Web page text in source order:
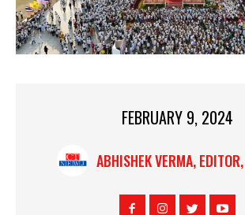
FEBRUARY 9, 2024
ABHISHEK VERMA,